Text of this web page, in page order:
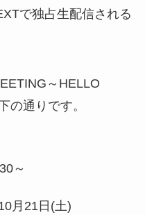
で独占生配信される
～HELLO
の通りです。
～
月21日(土)